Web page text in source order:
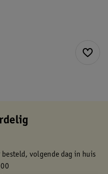
volgende dag in huis